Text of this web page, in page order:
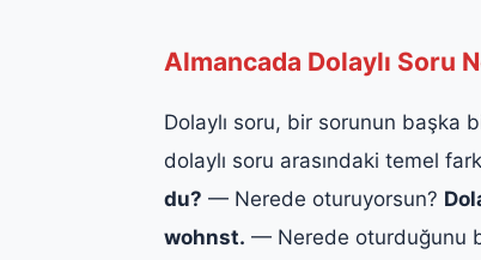
Almancada Dolaylı Soru
Dolaylı soru, bir sorunun başka
dolaylı soru arasındaki temel
du? — Nerede oturuyorsun?
wohnst. — Nerede oturduğunu